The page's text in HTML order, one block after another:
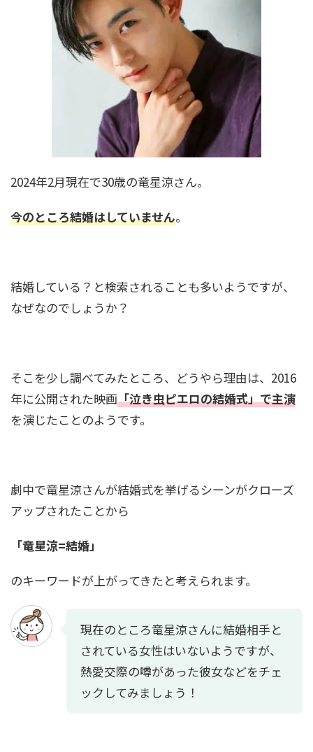
松たか子の家系図と家族構成を紹介！歌舞伎一
家に生まれ広がる芸能の絆
菊池風磨の家系図がすごい！親戚には織田信長
も！？有名人に囲まれた家族構成とは
明石家さんまの家系図と家族構成！お笑い界の
に千葉雄大や有名政治家も！
村雨辰剛(庭師)の経歴や年収は？造園会社も！個
人でも依頼できる？
中田花奈が目を二重整形！？変化が別人レベ
ル！画像比較で疑惑を検証
2024年2月現在で30歳の竜星涼さん。
今のところ結婚はしていません。
結婚している？と検索されることも多いようですが、
なぜなのでしょうか？
そこを少し調べてみたところ、どうやら理由は、2016
年に公開された映画「泣き虫ピエロの結婚式」で主演
を演じたことのようです。
劇中で竜星涼さんが結婚式を挙げるシーンがクローズ
アップされたことから
「竜星涼=結婚」
のキーワードが上がってきたと考えられます。
現在のところ竜星涼さんに結婚相手と
されている女性はいないようですが、
熱愛交際の噂があった彼女などをチェ
ックしてみましょう！